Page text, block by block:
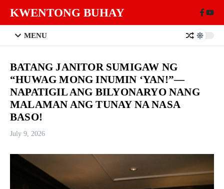
KWENTONG BUHAY
MENU
BATANG JANITOR SUMIGAW NG
“HUWAG MONG INUMIN ‘YAN!”—
NAPATIGIL ANG BILYONARYO NANG
MALAMAN ANG TUNAY NA NASA
BASO!
July 9, 2026